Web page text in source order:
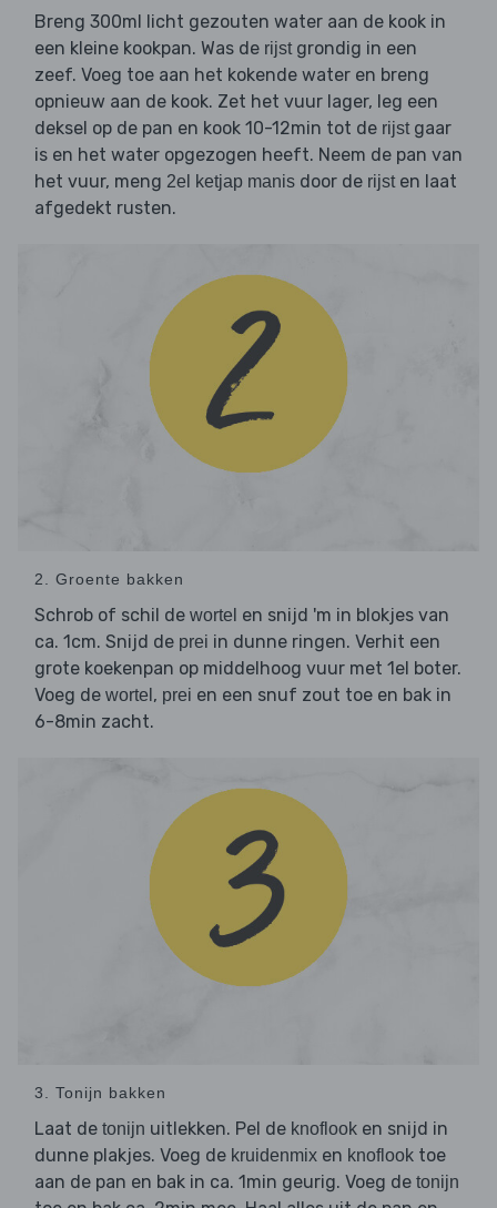
Breng 300ml licht gezouten water aan de kook in
een kleine kookpan. Was de rijst grondig in een
zeef. Voeg toe aan het kokende water en breng
opnieuw aan de kook. Zet het vuur lager, leg een
deksel op de pan en kook 10-12min tot de rijst gaar
is en het water opgezogen heeft. Neem de pan van
het vuur, meng 2el ketjap manis door de rijst en laat
afgedekt rusten.
2. Groente bakken
Schrob of schil de wortel en snijd 'm in blokjes van
ca. 1cm. Snijd de prei in dunne ringen. Verhit een
grote koekenpan op middelhoog vuur met 1el boter.
Voeg de wortel , prei en een snuf zout toe en bak in
6-8min zacht.
3. Tonijn bakken
Laat de tonijn uitlekken. Pel de knoflook en snijd in
dunne plakjes. Voeg de kruidenmix en knoflook toe
aan de pan en bak in ca. 1min geurig. Voeg de tonijn